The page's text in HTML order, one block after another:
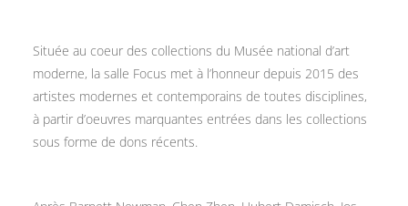
Située au coeur des collections du Musée national d’art
moderne, la salle Focus met à l’honneur depuis 2015 des
artistes modernes et contemporains de toutes disciplines,
à partir d’oeuvres marquantes entrées dans les collections
sous forme de dons récents.